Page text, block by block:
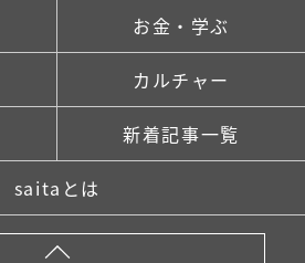
お金・学ぶ
カルチャー
新着記事一覧
saitaとは